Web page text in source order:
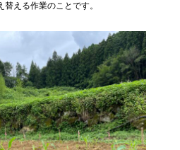
える作業のことです。